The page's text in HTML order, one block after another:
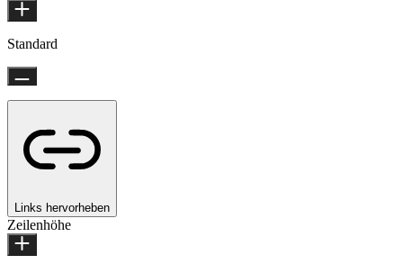
Standard
Links hervorheben
Zeilenhöhe